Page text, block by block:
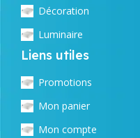
Décoration
Luminaire
Liens utiles
Promotions
Mon panier
Mon compte